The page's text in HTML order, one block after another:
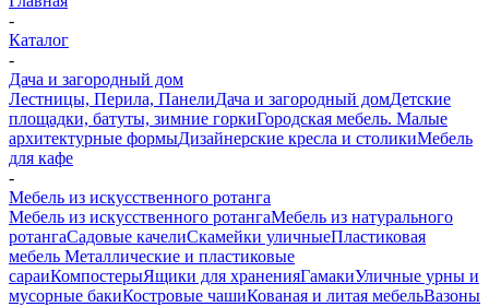
-
Каталог
-
Дача и загородный дом
Лестницы, Перила, ПанелиДача и загородный домДетские
площадки, батуты, зимние горкиГородская мебель. Малые
архитектурные формыДизайнерские кресла и столикиМебель
для кафе
-
Мебель из искусственного ротанга
Мебель из искусственного ротангаМебель из натурального
ротангаСадовые качелиСкамейки уличныеПластиковая
мебель Металлические и пластиковые
сараиКомпостерыЯщики для храненияГамакиУличные урны и
мусорные бакиКостровые чашиКованая и литая мебельВазоны